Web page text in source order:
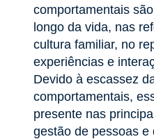
comportamentais
longo da vida, nas
cultura familiar, no
experiências e
Devido à escassez
comportamentais,
presente nas
gestão de pessoas e